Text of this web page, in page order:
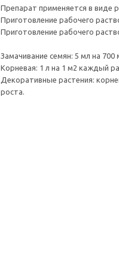
Препарат применяется в виде
Приготовление рабочего
Приготовление рабочего
Замачивание семян: 5 мл на
Корневая: 1 л на 1 м2 каждый
Декоративные растения:
роста.